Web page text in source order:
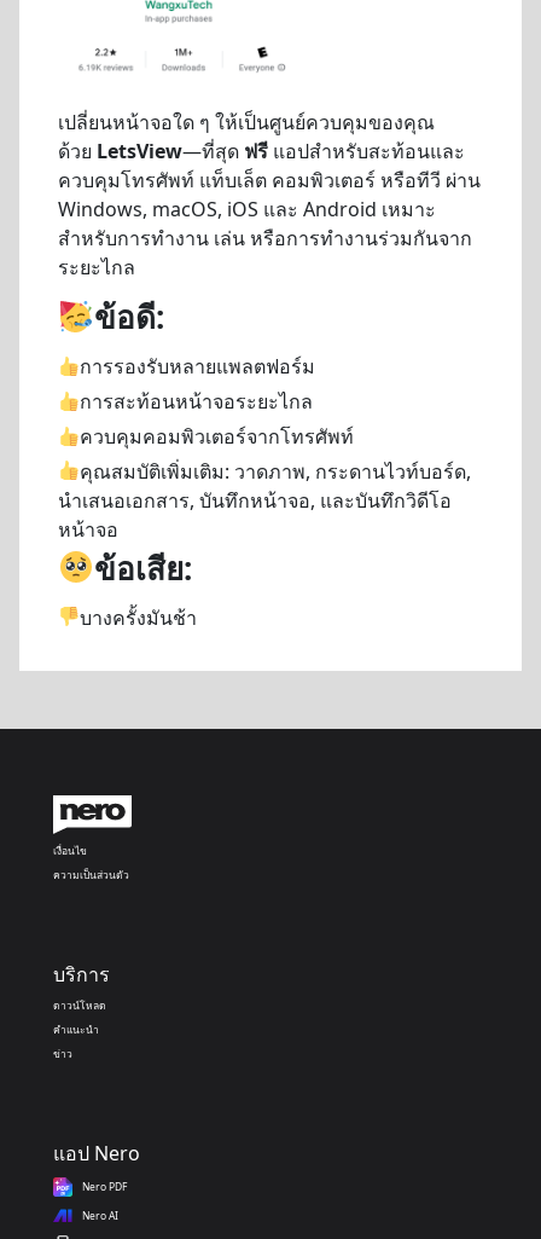
เปลี่ยนหน้าจอใด ๆ ให้เป็นศูนย์ควบคุมของคุณ
ด้วย LetsView—ที่สุด ฟรี แอปสำหรับสะท้อนและ
ควบคุมโทรศัพท์ แท็บเล็ต คอมพิวเตอร์ หรือทีวี ผ่าน
Windows, macOS, iOS และ Android เหมาะ
สำหรับการทำงาน เล่น หรือการทำงานร่วมกันจาก
ระยะไกล
ข้อดี:
การรองรับหลายแพลตฟอร์ม
การสะท้อนหน้าจอระยะไกล
ควบคุมคอมพิวเตอร์จากโทรศัพท์
คุณสมบัติเพิ่มเติม: วาดภาพ, กระดานไวท์บอร์ด,
นำเสนอเอกสาร, บันทึกหน้าจอ, และบันทึกวิดีโอ
หน้าจอ
ข้อเสีย:
บางครั้งมันช้า
เงื่อนไข
ความเป็นส่วนตัว
บริการ
ดาวน์โหลด
คำแนะนำ
ข่าว
แอป Nero
Nero PDF
Nero AI